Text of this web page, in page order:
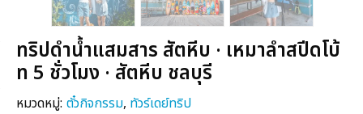
ทริปดำน้ำแสมสาร สัตหีบ · เหมาลำสปีดโบ้
ท 5 ชั่วโมง · สัตหีบ ชลบุรี
หมวดหมู่: ตั๋วกิจกรรม, ทัวร์เดย์ทริป